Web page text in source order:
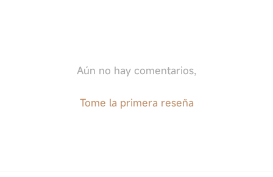
Aún no hay comentarios,
Tome la primera reseña